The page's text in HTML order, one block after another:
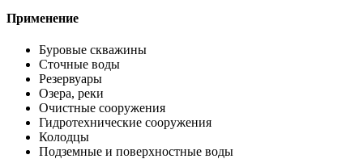
Применение
Буровые скважины
Сточные воды
Резервуары
Озера, реки
Очистные сооружения
Гидротехнические сооружения
Колодцы
Подземные и поверхностные воды